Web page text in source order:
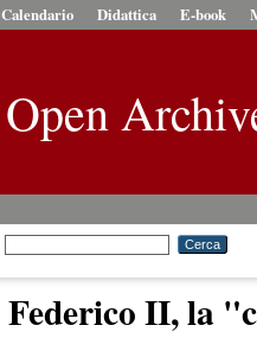
Calendario Didattica E-book
Open
Federico II, la